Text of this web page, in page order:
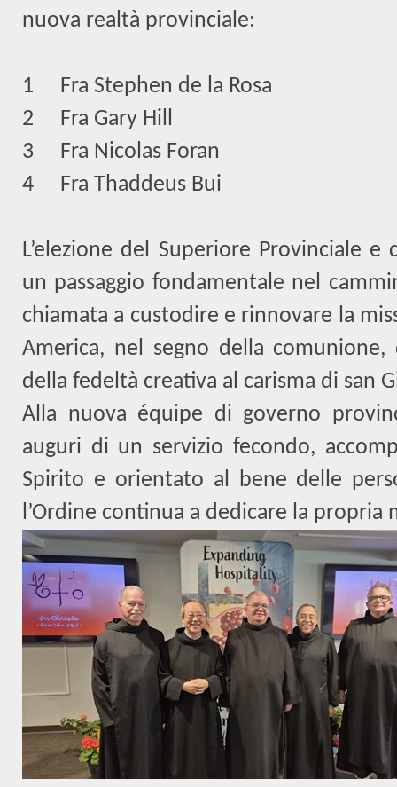
nuova realtà provinciale:
1
Fra Stephen de la Rosa
2
Fra Gary Hill
3
Fra Nicolas Foran
4
Fra Thaddeus Bui
L’elezione del Superiore Provinciale e
un passaggio fondamentale nel
chiamata a custodire e rinnovare la
America, nel segno della comunione,
della fedeltà creativa al carisma di san
Alla nuova équipe di governo
auguri di un servizio fecondo,
Spirito e orientato al bene delle
l’Ordine continua a dedicare la propria